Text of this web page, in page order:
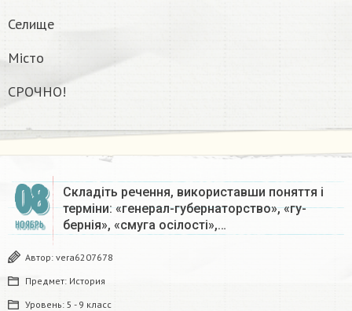
Селище
Місто
СРОЧНО!
08
НОЯБРЬ
Складіть речення, використавши поняття і
терміни: «генерал-губернаторство», «гу-
бернія», «смуга осілості»,…
Автор: vera6207678
Предмет: История
Уровень: 5 - 9 класс